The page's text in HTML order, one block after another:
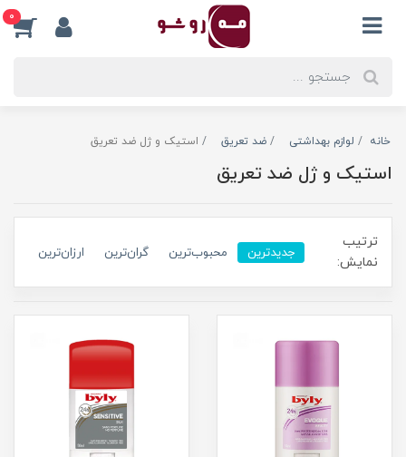
0
خانه لوازم بهداشتی ضد تعریق استیک و ژل ضد تعریق
استیک و ژل ضد تعریق
ترتیب
نمایش:
جدیدترین محبوب‌ترین گران‌ترین ارزان‌ترین